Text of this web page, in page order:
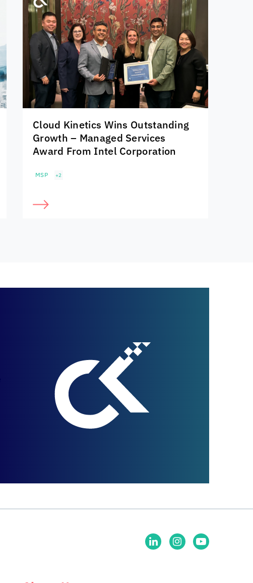
Cloud Kinetics Wins Outstanding
Growth – Managed Services
Award From Intel Corporation
MSP +2